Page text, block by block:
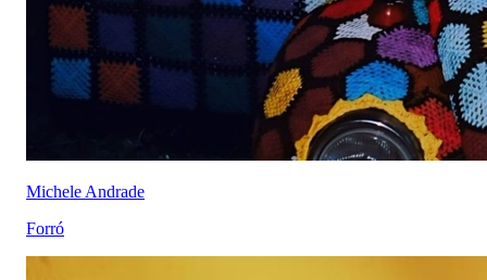
Michele Andrade
Forró